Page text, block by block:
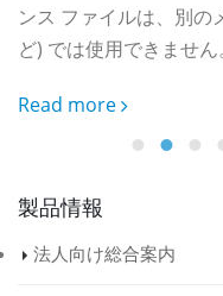
ンス ファイルは、別の
ど) では使用できません。
Read more
製品情報
法人向け総合案内